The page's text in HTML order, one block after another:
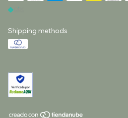
Shipping methods